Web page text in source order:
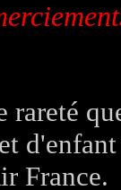
rareté
France.